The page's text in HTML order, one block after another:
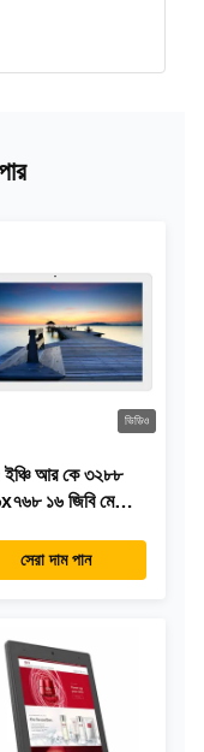
ভিডিও
আর কে ৩২৮৮
১৬ জিবি মেমোরি
আধুনিক ডিজাইন
সেরা দাম পান